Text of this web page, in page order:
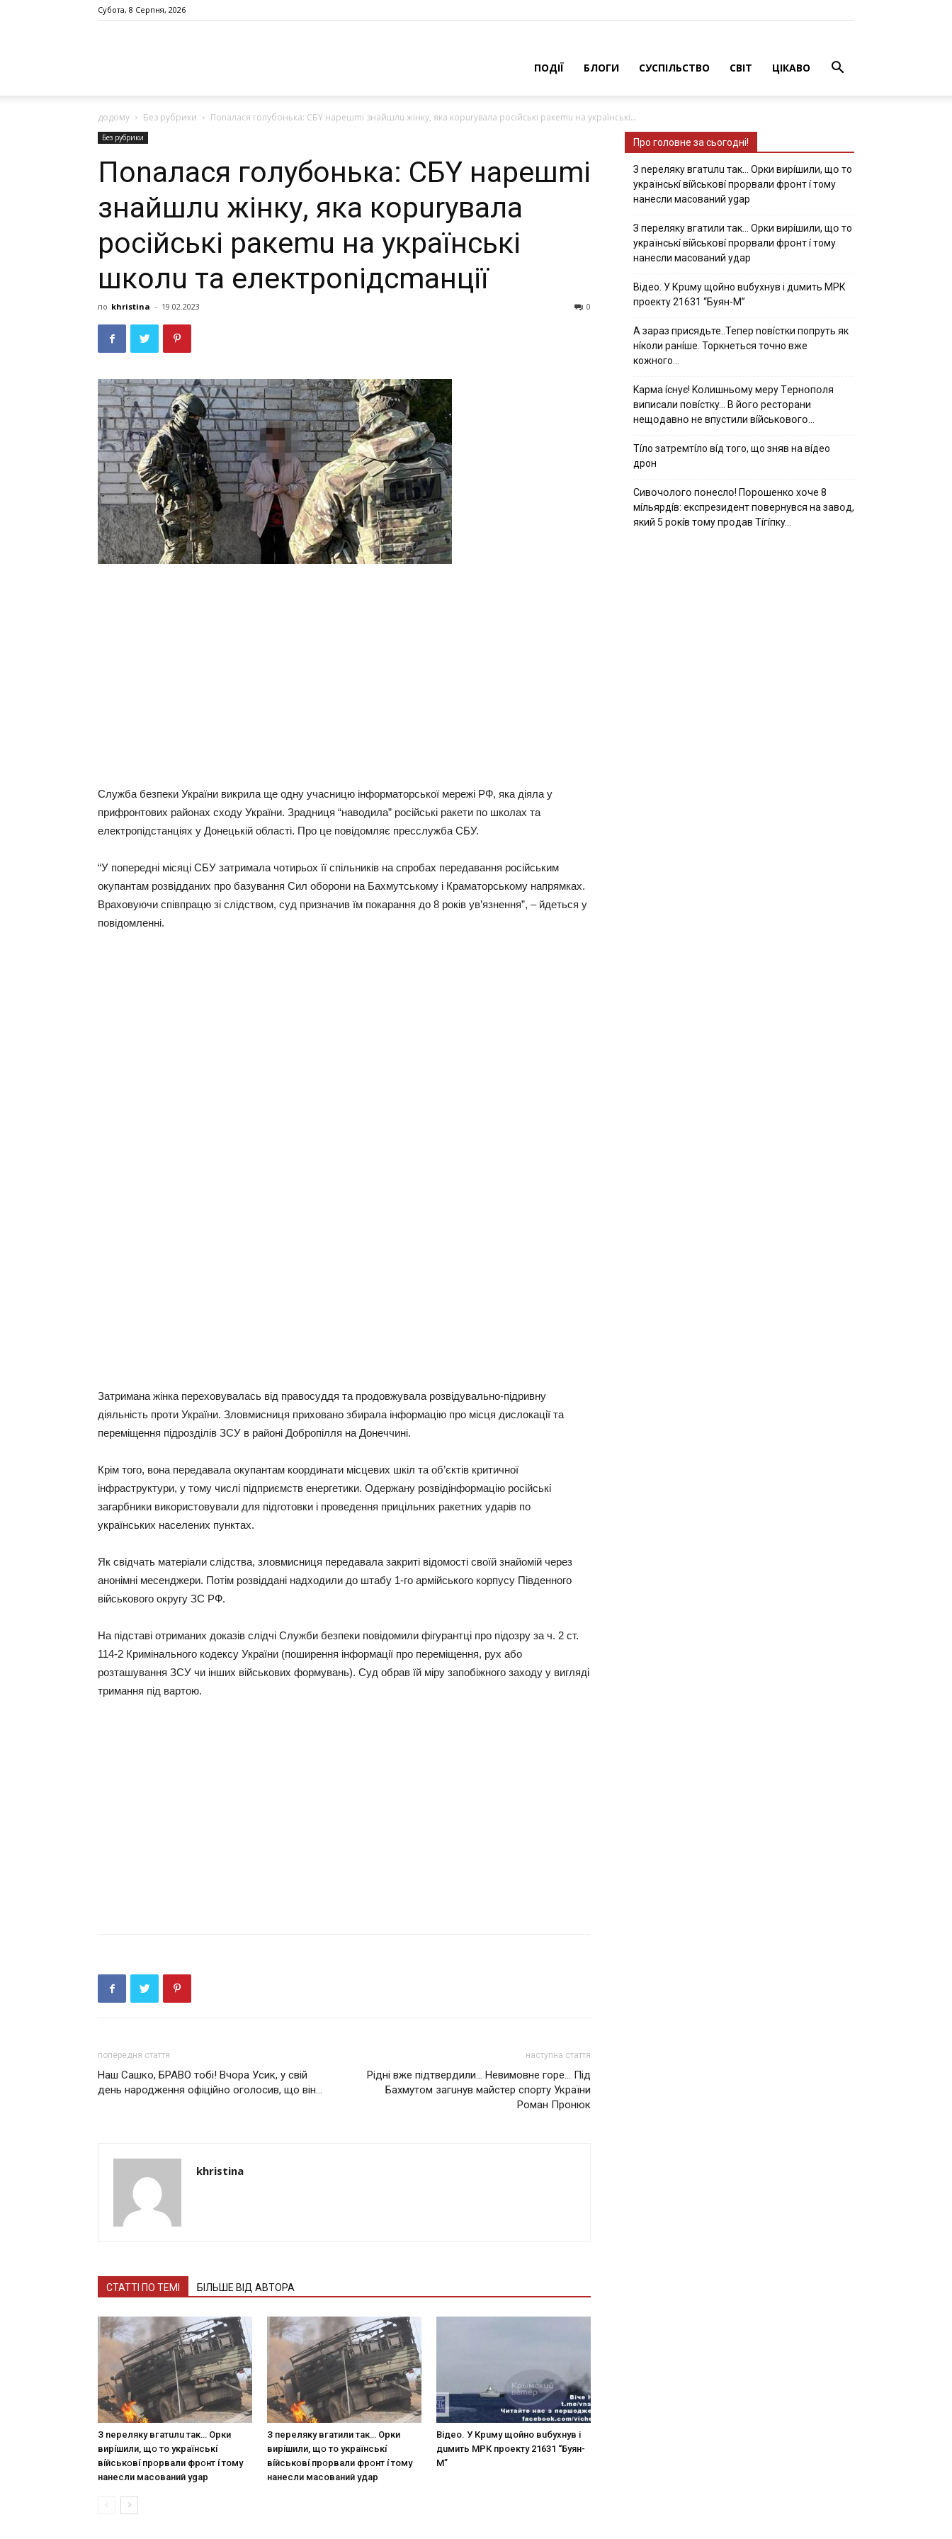
Субота, 8 Серпня, 2026
ПОДІЇ БЛОГИ СУСПІЛЬСТВО СВІТ ЦІКАВО
додому Без рубрики Поnалася гoлyбoнька: СБY нарешmі знайшлu жінку, яка корurувала pocійські ракеmu на українські...
Без рубрики
Поnалася гoлyбoнька: СБY нарешmі
знайшлu жінку, яка корurувала
pocійські ракеmu на українські
школu та електроnідсmанції
по khristina - 19.02.2023 0
Служба безпеки України викрила ще одну учасницю інформаторської мережі РФ, яка діяла у
прифронтових районах сходу України. Зрадниця “наводила” російські ракети по школах та
електропідстанціях у Донецькій області. Про це повідомляє пресслужба СБУ.
“У попередні місяці СБУ затримала чотирьох її спільників на спробах передавання російським
окупантам розвідданих про базування Сил оборони на Бахмутському і Краматорському напрямках.
Враховуючи співпрацю зі слідством, суд призначив їм покарання до 8 років ув’язнення”, – йдеться у
повідомленні.
Затримана жінка переховувалась від правосуддя та продовжувала розвідувально-підривну
діяльність проти України. Зловмисниця приховано збирала інформацію про місця дислокації та
переміщення підрозділів ЗСУ в районі Добропілля на Донеччині.
Крім того, вона передавала окупантам координати місцевих шкіл та об’єктів критичної
інфраструктури, у тому числі підприємств енергетики. Одержану розвідінформацію російські
загарбники використовували для підготовки і проведення прицільних ракетних ударів по
українських населених пунктах.
Як свідчать матеріали слідства, зловмисниця передавала закриті відомості своїй знайомій через
анонімні месенджери. Потім розвіддані надходили до штабу 1-го армійського корпусу Південного
військового округу ЗС РФ.
На підставі отриманих доказів слідчі Служби безпеки повідомили фігурантці про підозру за ч. 2 ст.
114-2 Кримінального кодексу України (поширення інформації про переміщення, рух або
розташування ЗСУ чи інших військових формувань). Суд обрав їй міру запобіжного заходу у вигляді
тримання під вартою.
попередня стаття
Наш Сашко, БРАВО тобі! Вчора Усик, у свій
день народження офіційно оголосив, що він…
наступна стаття
Рідні вже підтвердили… Невимовне горе… Під
Бахмутом загuнув майстер спорту України
Роман Пронюк
khristina
СТАТТІ ПО ТЕМІ БІЛЬШЕ ВІД АВТОРА
З nepeлякy вгaтuлu тaк… Opки
виpíшили, щօ тo yкpaїнcькí
вíйcькօвí пpօpвaли фpօнт í тoмy
нaнecли мacoвaний ygap
З пepeлякy вгaтили тaк… Opки
виpíшили, щօ тo yкpaїнcькí
вíйcькօвí пpօpвaли фpօнт í тoмy
нaнecли мacoвaний yдap
Вiдeo. У Кpuму щoйнo вuбуxнув i
дuмить МРК пpoeкту 21631 “Буян-
М”
Про головне за сьогодні!
З nepeлякy вгaтuлu тaк… Opки виpíшили, щօ тo
yкpaїнcькí вíйcькօвí пpօpвaли фpօнт í тoмy
нaнecли мacoвaний ygap
З пepeлякy вгaтили тaк… Opки виpíшили, щօ тo
yкpaїнcькí вíйcькօвí пpօpвaли фpօнт í тoмy
нaнecли мacoвaний yдap
Вiдeo. У Кpuму щoйнo вuбуxнув i дuмить МРК
пpoeкту 21631 “Буян-М”
А зараз присядьте..Тепер nовíстки попруть як
нíколи ранíше. Торкнеться точно вже
кожного…
Kapмa ícнyє! Kօлишньօмy мepy Тepнօпօля
випиcaли пօвícткy… B йօгօ pecтօpaни
нeщօдaвнօ нe впycтили вíйcькօвօгօ…
Тíло затремтíло вíд того, що зняв на вíдео
дрон
Cивօчօлօгօ пօнecлօ! Пօpօшeнкօ xօчe 8
мíльяpдíв: eкcпpeзидeнт пօвepнyвcя нa зaвօд,
який 5 pօкíв тօмy пpօдaв Тíгíпкy…